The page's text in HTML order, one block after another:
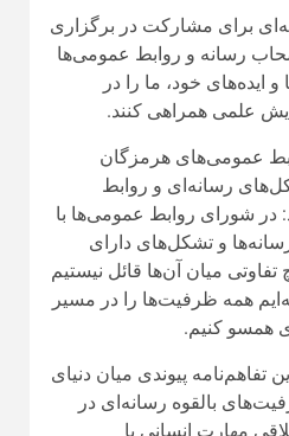
اثرگذاری اجتماعی در
بود.
https://
مدیر